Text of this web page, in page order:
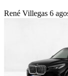
René Villegas 6